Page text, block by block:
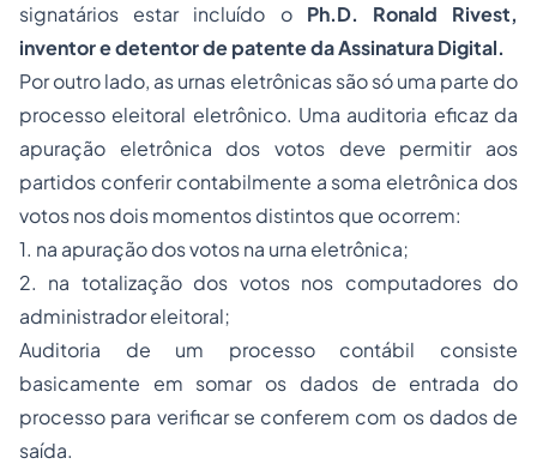
signatários estar incluído o Ph.D. Ronald Rivest,
inventor e detentor de patente da Assinatura Digital.
Por outro lado, as urnas eletrônicas são só uma parte do
processo eleitoral eletrônico. Uma auditoria eficaz da
apuração eletrônica dos votos deve permitir aos
partidos conferir contabilmente a soma eletrônica dos
votos nos dois momentos distintos que ocorrem:
1. na apuração dos votos na urna eletrônica;
2. na totalização dos votos nos computadores do
administrador eleitoral;
Auditoria de um processo contábil consiste
basicamente em somar os dados de entrada do
processo para verificar se conferem com os dados de
saída.